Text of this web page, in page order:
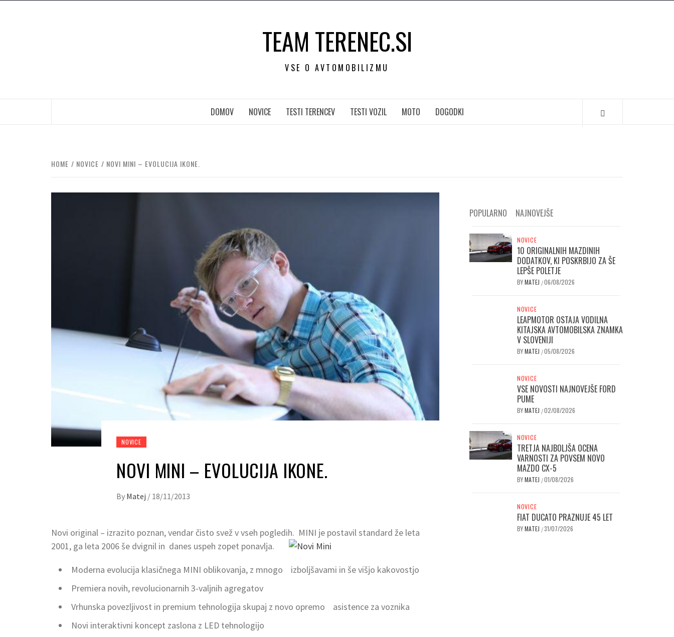
TEAM TERENEC.SI
VSE O AVTOMOBILIZMU
DOMOV NOVICE TESTI TERENCEV TESTI VOZIL MOTO DOGODKI
HOME NOVICE NOVI MINI – EVOLUCIJA IKONE.
NOVICE
NOVI MINI – EVOLUCIJA IKONE.
By Matej / 18/11/2013
Novi original – izrazito poznan, vendar čisto svež v vseh pogledih. MINI je postavil standard že leta
2001, ga leta 2006 še dvignil in danes uspeh zopet ponavlja.
Moderna evolucija klasičnega MINI oblikovanja, z mnogo izboljšavami in še višjo kakovostjo
Premiera novih, revolucionarnih 3-valjnih agregatov
Vrhunska povezljivost in premium tehnologija skupaj z novo opremo asistence za voznika
Novi interaktivni koncept zaslona z LED tehnologijo
POPULARNO NAJNOVEJŠE
NOVICE
10 ORIGINALNIH MAZDINIH
DODATKOV, KI POSKRBIJO ZA ŠE
LEPŠE POLETJE
BYMATEJ /06/08/2026
NOVICE
LEAPMOTOR OSTAJA VODILNA
KITAJSKA AVTOMOBILSKA ZNAMKA
V SLOVENIJI
BYMATEJ /05/08/2026
NOVICE
VSE NOVOSTI NAJNOVEJŠE FORD
PUME
BYMATEJ /02/08/2026
NOVICE
TRETJA NAJBOLJŠA OCENA
VARNOSTI ZA POVSEM NOVO
MAZDO CX-5
BYMATEJ /01/08/2026
NOVICE
FIAT DUCATO PRAZNUJE 45 LET
BYMATEJ /31/07/2026